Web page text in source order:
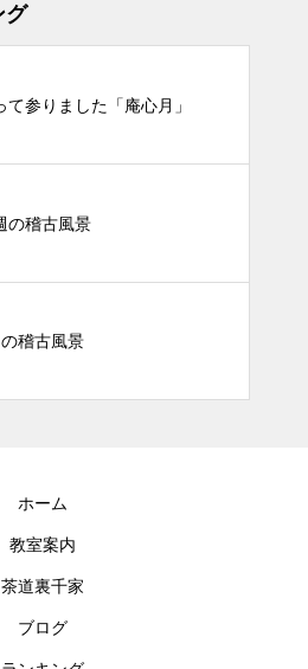
グ
て参りました「庵心月」
の稽古風景
稽古風景
ホーム
教室案内
茶道裏千家
ブログ